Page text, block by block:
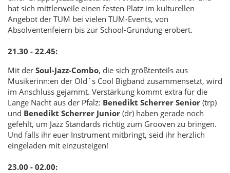
hat sich mittlerweile einen festen Platz im kulturellen
Angebot der TUM bei vielen TUM-Events, von
Absolventenfeiern bis zur School-Gründung erobert.
21.30 - 22.45:
Mit der Soul-Jazz-Combo, die sich größtenteils aus
Musikerinn:en der Old´s Cool Bigband zusammensetzt, wird
im Anschluss gejammt. Verstärkung kommt extra für die
Lange Nacht aus der Pfalz: Benedikt Scherrer Senior (trp)
und Benedikt Scherrer Junior (dr) haben gerade noch
gefehlt, um Jazz Standards richtig zum Grooven zu bringen.
Und falls ihr euer Instrument mitbringt, seid ihr herzlich
eingeladen mit einzusteigen!
23.00 - 02.00: